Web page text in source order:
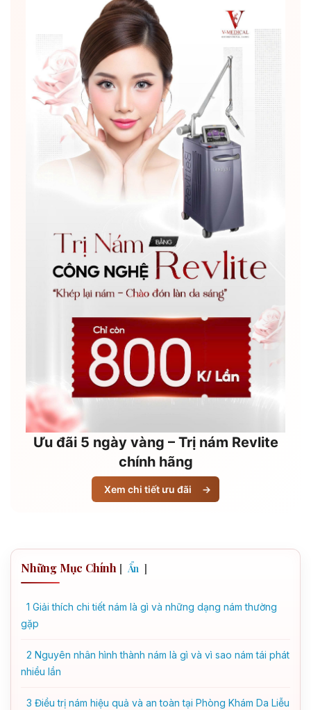
Ưu đãi 5 ngày vàng – Trị nám Revlite
chính hãng
Xem chi tiết ưu đãi →
Những Mục Chính [ Ẩn ]
1 Giải thích chi tiết nám là gì và những dạng nám thường
gặp
2 Nguyên nhân hình thành nám là gì và vì sao nám tái phát
nhiều lần
3 Điều trị nám hiệu quả và an toàn tại Phòng Khám Da Liễu